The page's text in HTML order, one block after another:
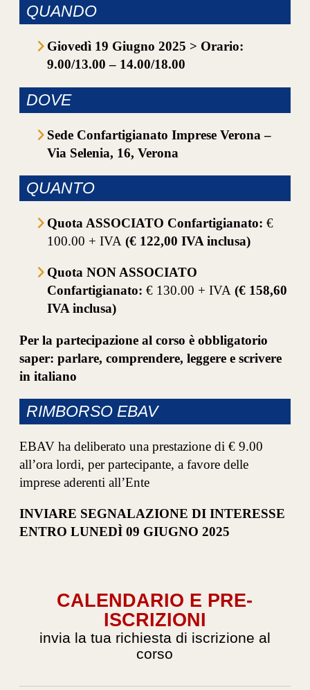
QUANDO
Giovedì 19 Giugno 2025 > Orario:
9.00/13.00 – 14.00/18.00
DOVE
Sede Confartigianato Imprese Verona –
Via Selenia, 16, Verona
QUANTO
Quota ASSOCIATO Confartigianato:€
100.00 + IVA(€ 122,00 IVA inclusa)
Quota NON ASSOCIATO
Confartigianato:€ 130.00 + IVA(€ 158,60
IVA inclusa)
Per la partecipazione al corso è obbligatorio
saper: parlare, comprendere, leggere e scrivere
in italiano
RIMBORSO EBAV
EBAV ha deliberato una prestazione di € 9.00
all’ora lordi, per partecipante, a favore delle
imprese aderenti all’Ente
INVIARE SEGNALAZIONE DI INTERESSE
ENTROLUNEDÌ 09 GIUGNO 2025
CALENDARIO E PRE-
ISCRIZIONI
invia la tua richiesta di iscrizione al
corso